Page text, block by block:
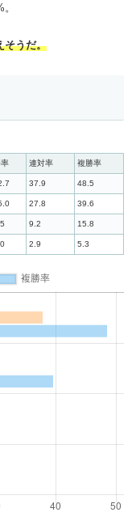
そうだ。
率 連対率 複勝率
37.9 48.5
27.8 39.6
9.2 15.8
2.9 5.3